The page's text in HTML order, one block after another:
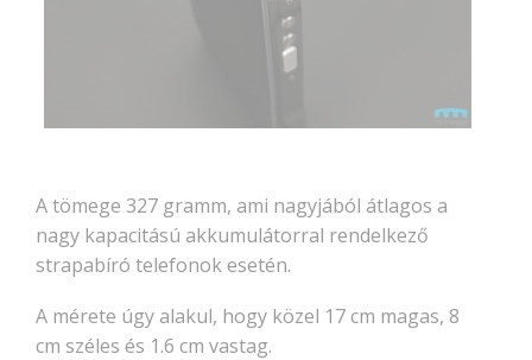
A tömege 327 gramm, ami nagyjából átlagos a
nagy kapacitású akkumulátorral rendelkező
strapabíró telefonok esetén.
A mérete úgy alakul, hogy közel 17 cm magas, 8
cm széles és 1.6 cm vastag.